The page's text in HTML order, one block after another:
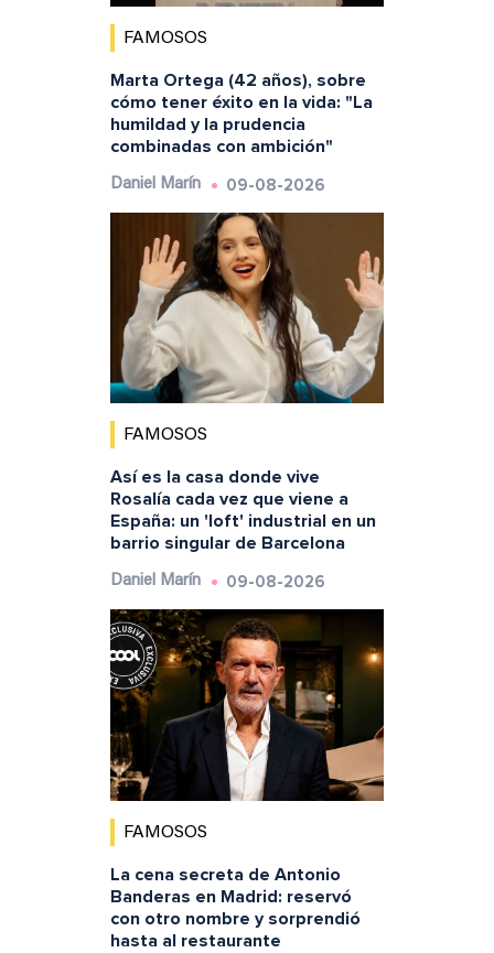
FAMOSOS
Marta Ortega (42 años), sobre
cómo tener éxito en la vida: "La
humildad y la prudencia
combinadas con ambición"
Daniel Marín 09-08-2026
FAMOSOS
Así es la casa donde vive
Rosalía cada vez que viene a
España: un 'loft' industrial en un
barrio singular de Barcelona
Daniel Marín 09-08-2026
FAMOSOS
La cena secreta de Antonio
Banderas en Madrid: reservó
con otro nombre y sorprendió
hasta al restaurante